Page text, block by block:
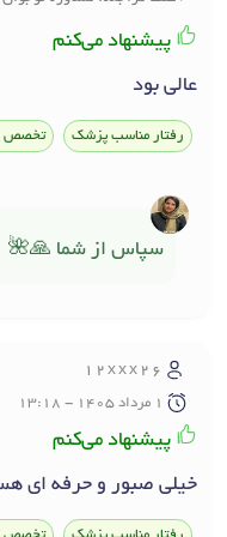
پیشنهاد می‌کنم
عالی بود
رفتار مناسب پزشک تخصص
سپاس از شما 🙏🌺
12xxx26
1 مرداد 1405 - 13:18
پیشنهاد می‌کنم
خیلی صبور و حرفه ای